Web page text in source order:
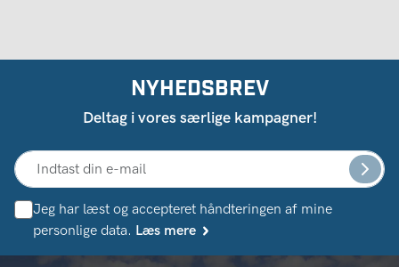
NYHEDSBREV
Deltag i vores særlige kampagner!
Jeg har læst og accepteret håndteringen af ​​mine
personlige data. Læs mere